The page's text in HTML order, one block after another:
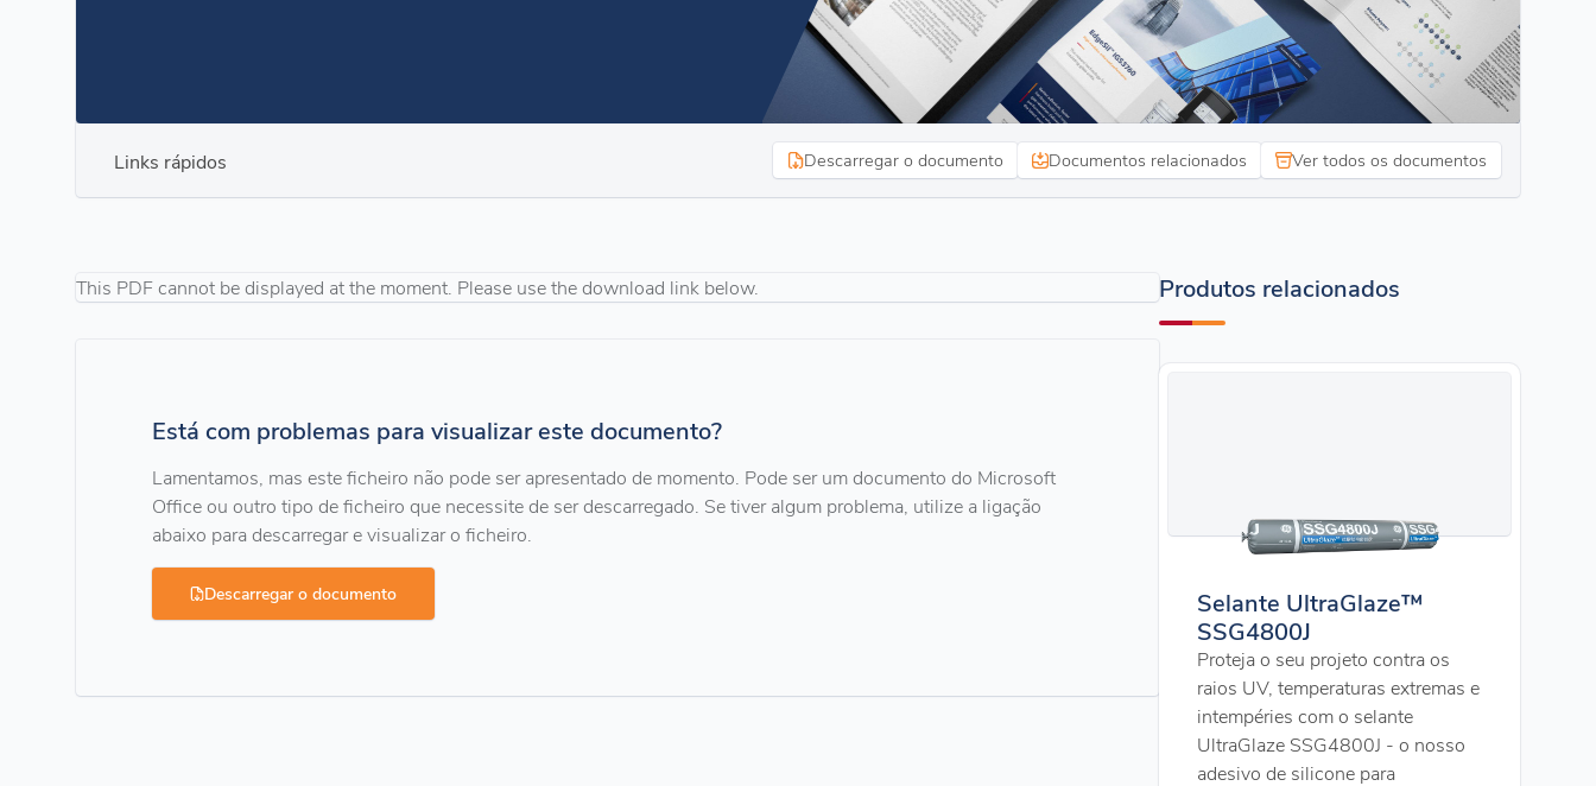
Links rápidos Descarregar o documento Documentos relacionados Ver todos os documentos
This PDF cannot be displayed at the moment. Please use the download link below.
Está com problemas para visualizar este documento?
Lamentamos, mas este ficheiro não pode ser apresentado de momento. Pode ser um documento do Microsoft
Office ou outro tipo de ficheiro que necessite de ser descarregado. Se tiver algum problema, utilize a ligação
abaixo para descarregar e visualizar o ficheiro.
Descarregar o documento
Produtos relacionados
Selante UltraGlaze™
SSG4800J
Proteja o seu projeto contra os
raios UV, temperaturas extremas e
intempéries com o selante
UltraGlaze SSG4800J - o nosso
adesivo de silicone para